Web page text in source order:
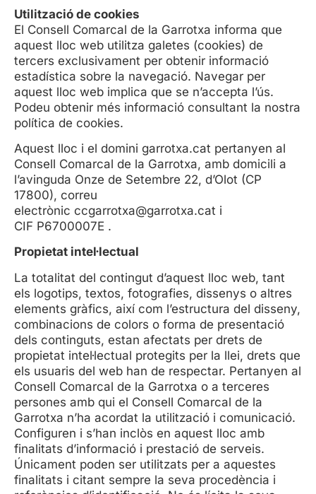
Utilització de cookies
El Consell Comarcal de la Garrotxa informa que
aquest lloc web utilitza galetes (cookies) de
tercers exclusivament per obtenir informació
estadística sobre la navegació. Navegar per
aquest lloc web implica que se n’accepta l’ús.
Podeu obtenir més informació consultant la nostra
política de cookies.
Aquest lloc i el domini garrotxa.cat pertanyen al
Consell Comarcal de la Garrotxa, amb domicili a
l’avinguda Onze de Setembre 22, d’Olot (CP
17800), correu
electrònic ccgarrotxa@garrotxa.cat i
CIF P6700007E .
Propietat intel·lectual
La totalitat del contingut d’aquest lloc web, tant
els logotips, textos, fotografies, dissenys o altres
elements gràfics, així com l’estructura del disseny,
combinacions de colors o forma de presentació
dels continguts, estan afectats per drets de
propietat intel·lectual protegits per la llei, drets que
els usuaris del web han de respectar. Pertanyen al
Consell Comarcal de la Garrotxa o a terceres
persones amb qui el Consell Comarcal de la
Garrotxa n’ha acordat la utilització i comunicació.
Configuren i s’han inclòs en aquest lloc amb
finalitats d’informació i prestació de serveis.
Únicament poden ser utilitzats per a aquestes
finalitats i citant sempre la seva procedència i